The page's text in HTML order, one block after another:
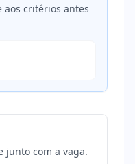
aos critérios antes
junto com a vaga.